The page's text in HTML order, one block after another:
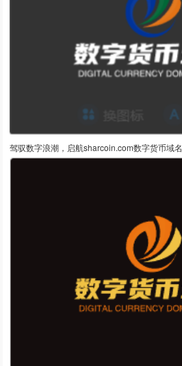
驾驭数字浪潮，启航sharcoin.com数字货币域名